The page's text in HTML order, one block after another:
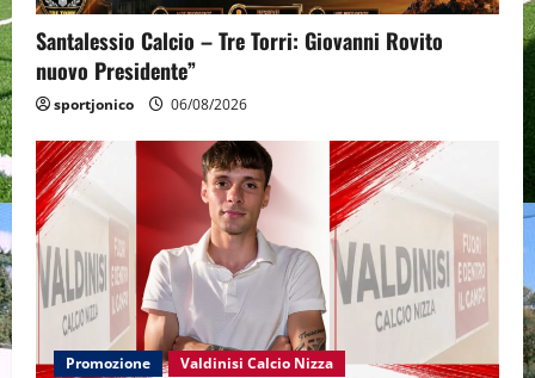
Santalessio Calcio – Tre Torri: Giovanni Rovito
nuovo Presidente”
sportjonico 06/08/2026
Promozione Valdinisi Calcio Nizza